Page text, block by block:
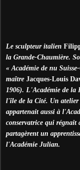
Le sculpteur italien
la Grande-Chaumière.
« Académie de nu
maître Jacques-Louis
1906). L'Académie de la
l'île de la Cité. Un atelier
appartenait aussi à
conservatrice qui régnait
partagèrent un
l'Académie Julian.